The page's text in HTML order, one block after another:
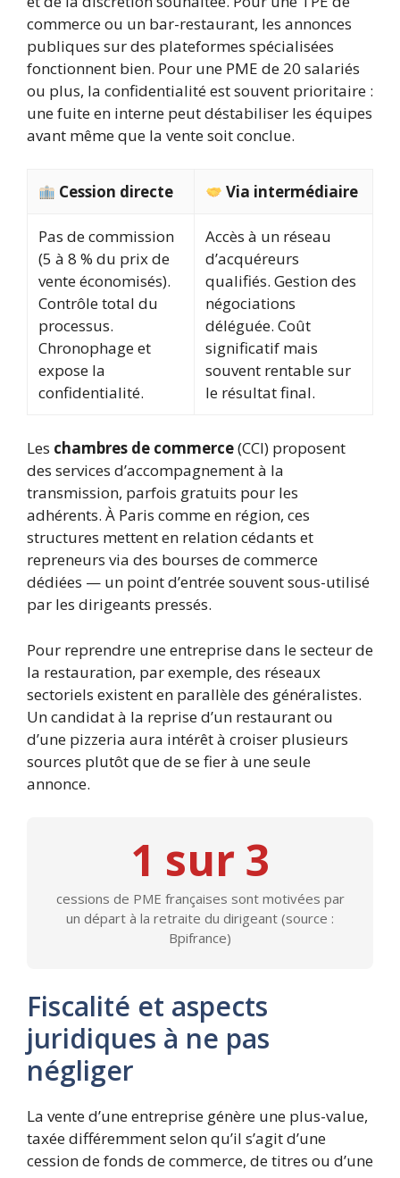
commerce ou un bar-restaurant, les annonces
publiques sur des plateformes spécialisées
fonctionnent bien. Pour une PME de 20 salariés
ou plus, la confidentialité est souvent prioritaire :
une fuite en interne peut déstabiliser les équipes
avant même que la vente soit conclue.
Cession directe Via intermédiaire
Pas de commission
(5 à 8 % du prix de
vente économisés).
Contrôle total du
processus.
Chronophage et
expose la
confidentialité.
Accès à un réseau
d’acquéreurs
qualifiés. Gestion des
négociations
déléguée. Coût
significatif mais
souvent rentable sur
le résultat final.
Les chambres de commerce(CCI) proposent
des services d’accompagnement à la
transmission, parfois gratuits pour les
adhérents. À Paris comme en région, ces
structures mettent en relation cédants et
repreneurs via des bourses de commerce
dédiées — un point d’entrée souvent sous-utilisé
par les dirigeants pressés.
Pour reprendre une entreprise dans le secteur de
la restauration, par exemple, des réseaux
sectoriels existent en parallèle des généralistes.
Un candidat à la reprise d’un restaurant ou
d’une pizzeria aura intérêt à croiser plusieurs
sources plutôt que de se fier à une seule
annonce.
1 sur 3
cessions de PME françaises sont motivées par
un départ à la retraite du dirigeant (source :
Bpifrance)
Fiscalité et aspects
juridiques à ne pas
négliger
La vente d’une entreprise génère une plus-value,
taxée différemment selon qu’il s’agit d’une
cession de fonds de commerce, de titres ou d’une